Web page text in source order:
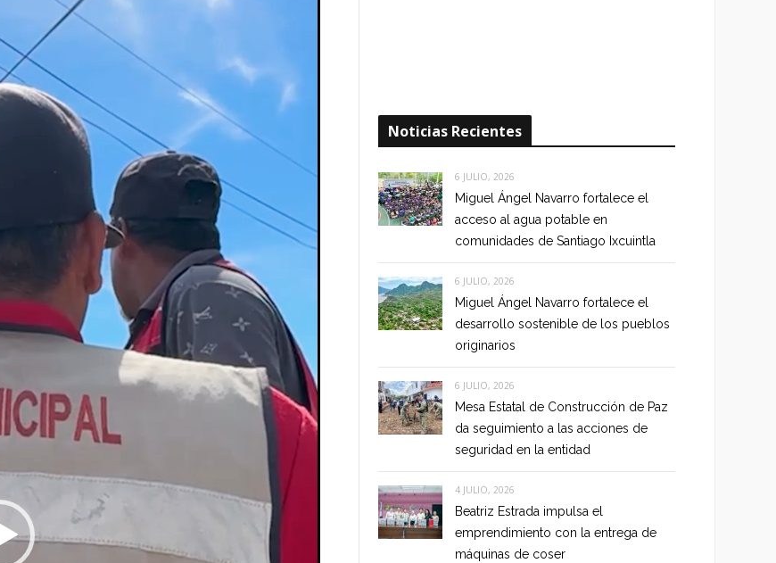
Noticias Recientes
6 JULIO, 2026
Miguel Ángel Navarro fortalece el
acceso al agua potable en
comunidades de Santiago Ixcuintla
6 JULIO, 2026
Miguel Ángel Navarro fortalece el
desarrollo sostenible de los pueblos
originarios
6 JULIO, 2026
Mesa Estatal de Construcción de Paz
da seguimiento a las acciones de
seguridad en la entidad
4 JULIO, 2026
Beatriz Estrada impulsa el
emprendimiento con la entrega de
máquinas de coser